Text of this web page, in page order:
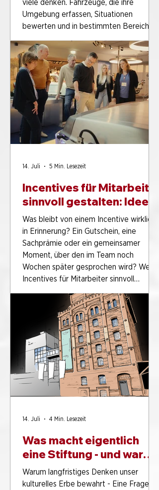
viele denken. Fahrzeuge, die ihre
Umgebung erfassen, Situationen
bewerten und in bestimmten Bereichen
keine reine Vision mehr. Gleichzeitig gibt
es rund um autonomes Fahren viele
Missverständnisse. Was ist heute schon
möglich? Was gehört noch in die
Forschung? Und wie funktioniert diese
Technik überhaupt? Genau darum geht
es im
Incentives für Mitarbeiter
sinnvoll gestalten: Ideen
für Unternehmen mit
Erlebnisfaktor
Was bleibt von einem Incentive wirklich
in Erinnerung? Ein Gutschein, eine
Sachprämie oder ein gemeinsamer
Moment, über den im Team noch
Wochen später gesprochen wird? Wer
Incentives für Mitarbeiter sinnvoll
Frage. Denn Anerkennung soll nicht nur
kurzfristig wirken. Sie soll
Wertschätzung sichtbar machen,
Motivation unterstützen und im besten
Fall auch das Miteinander stärken. Genau
deshalb lohnt sich ein Blick auf
Incentives mit Erl
14. Juli 5 Min. Lesezeit
Was macht eigentlich
eine Stiftung - und warum
ist das so wichtig?
Warum langfristiges Denken unser
kulturelles Erbe bewahrt - Eine Frage,
14. Juli 4 Min. Lesezeit